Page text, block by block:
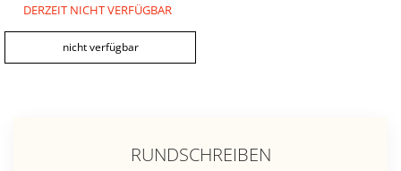
DERZEIT NICHT VERFÜGBAR
nicht verfügbar
RUNDSCHREIBEN